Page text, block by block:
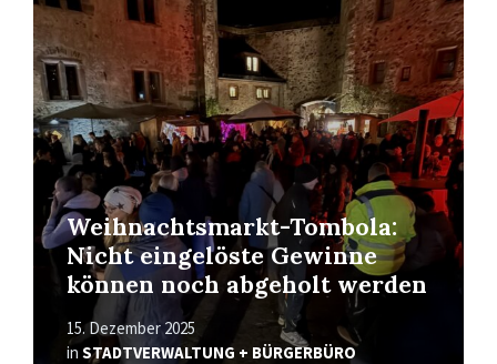
Weihnachtsmarkt-Tombola:
Nicht eingelöste Gewinne
können noch abgeholt werden
15. Dezember 2025
in STADTVERWALTUNG + BÜRGERBÜRO
More